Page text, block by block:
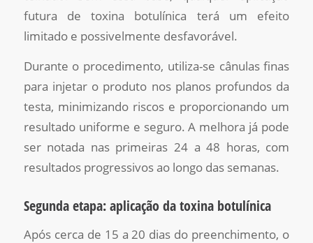
futura de toxina botulínica terá um efeito
limitado e possivelmente desfavorável.
Durante o procedimento, utiliza-se cânulas finas
para injetar o produto nos planos profundos da
testa, minimizando riscos e proporcionando um
resultado uniforme e seguro. A melhora já pode
ser notada nas primeiras 24 a 48 horas, com
resultados progressivos ao longo das semanas.
Segunda etapa: aplicação da toxina botulínica
Após cerca de 15 a 20 dias do preenchimento, o